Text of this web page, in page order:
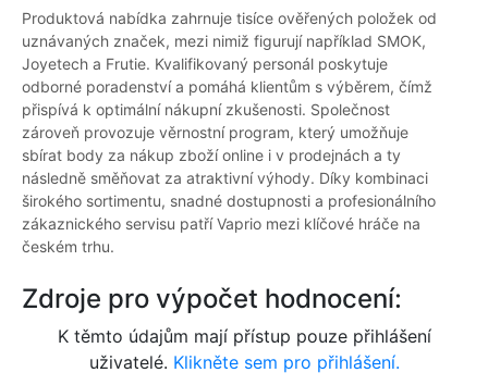
Produktová nabídka zahrnuje tisíce ověřených položek od
uznávaných značek, mezi nimiž figurují například SMOK,
Joyetech a Frutie. Kvalifikovaný personál poskytuje
odborné poradenství a pomáhá klientům s výběrem, čímž
přispívá k optimální nákupní zkušenosti. Společnost
zároveň provozuje věrnostní program, který umožňuje
sbírat body za nákup zboží online i v prodejnách a ty
následně směňovat za atraktivní výhody. Díky kombinaci
širokého sortimentu, snadné dostupnosti a profesionálního
zákaznického servisu patří Vaprio mezi klíčové hráče na
českém trhu.
Zdroje pro výpočet hodnocení:
K těmto údajům mají přístup pouze přihlášení
uživatelé. Klikněte sem pro přihlášení.